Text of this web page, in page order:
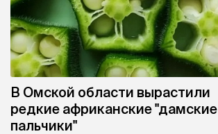
В Омской области вырастили
редкие африканские "дамские
пальчики"